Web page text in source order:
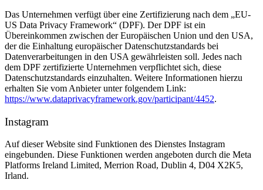
Das Unternehmen verfügt über eine Zertifizierung nach dem „EU-
US Data Privacy Framework“ (DPF). Der DPF ist ein
Übereinkommen zwischen der Europäischen Union und den USA,
der die Einhaltung europäischer Datenschutzstandards bei
Datenverarbeitungen in den USA gewährleisten soll. Jedes nach
dem DPF zertifizierte Unternehmen verpflichtet sich, diese
Datenschutzstandards einzuhalten. Weitere Informationen hierzu
erhalten Sie vom Anbieter unter folgendem Link:
https://www.dataprivacyframework.gov/participant/4452.
Instagram
Auf dieser Website sind Funktionen des Dienstes Instagram
eingebunden. Diese Funktionen werden angeboten durch die Meta
Platforms Ireland Limited, Merrion Road, Dublin 4, D04 X2K5,
Irland.